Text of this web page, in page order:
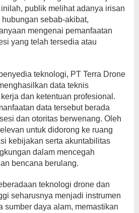
publik melihat adanya irisan
sebab-akibat,
mengenai pemanfaatan
yang telah tersedia atau
teknologi, PT Terra Drone
data teknis
dan ketentuan profesional.
data tersebut berada
dan otoritas berwenang. Oleh
untuk didorong ke ruang
kebijakan serta akuntabilitas
dalam mencegah
bencana berulang.
teknologi drone dan
seharusnya menjadi instrumen
sumber daya alam, memastikan